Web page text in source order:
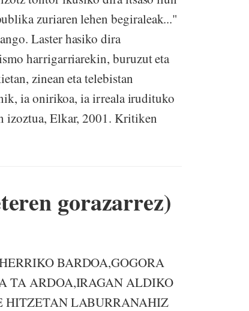
zuriaren lehen begiraleak..."
Laster hasiko dira
harrigarriarekin, buruzut eta
zinean eta telebistan
ia onirikoa, ia irreala irudituko
izoztua, Elkar, 2001. Kritiken
gorazarrez)
BARDOA,GOGORA
TA ARDOA,IRAGAN ALDIKO
HITZETAN LABURRANAHIZ